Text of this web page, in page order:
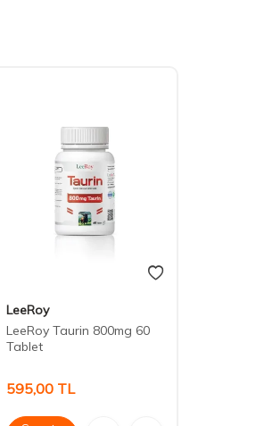
LeeRoy
LeeRoy Taurin 800mg 60
Tablet
595,00 TL